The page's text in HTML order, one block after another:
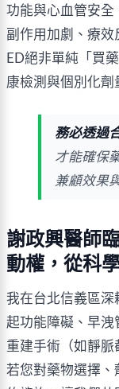
功能與心血管安全
副作用加劇、療
ED絕非單純「買
康檢測與個別化劑
務必透過
才能確保
兼顧效果
謝政興醫師
動權，從科
我在台北信義區深
起功能障礙、早洩
重建手術（如靜脈
若您對藥物選擇、